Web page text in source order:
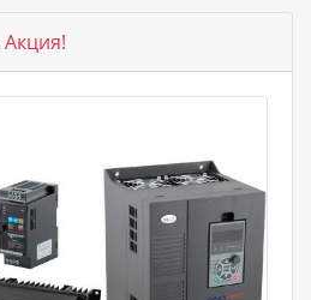
Акция!